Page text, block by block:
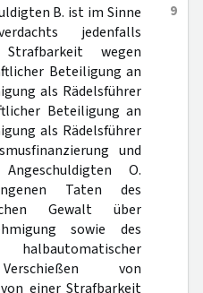
9
B. ist im Sinne
jedenfalls
wegen
Beteiligung an
als Rädelsführer
Beteiligung an
als Rädelsführer
und
O.
Taten des
Gewalt über
sowie des
von
einer Strafbarkeit